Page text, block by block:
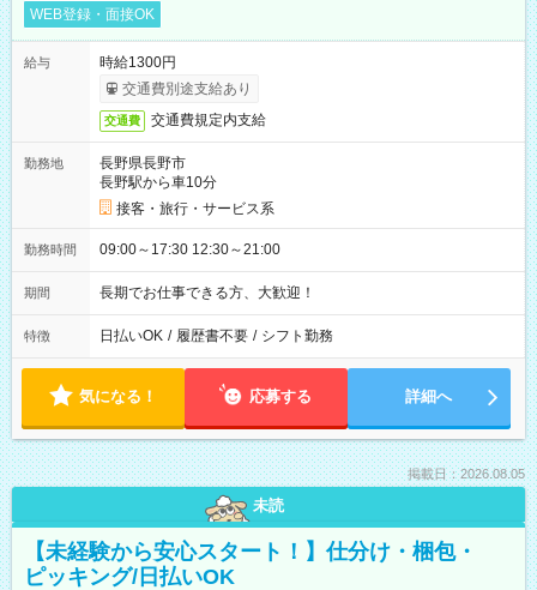
WEB登録・面接OK
給与
時給1300円
交通費別途支給あり
交通費 交通費規定内支給
勤務地
長野県長野市
長野駅から車10分
接客・旅行・サービス系
勤務時間 09:00～17:30 12:30～21:00
期間 長期でお仕事できる方、大歓迎！
特徴 日払いOK / 履歴書不要 / シフト勤務
気になる！ 応募する 詳細へ
掲載日：2026.08.05
未読
【未経験から安心スタート！】仕分け・梱包・
ピッキング/日払いOK